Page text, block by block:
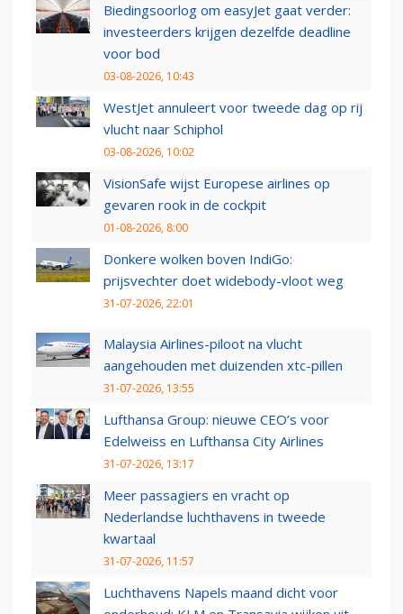
Biedingsoorlog om easyJet gaat verder:
investeerders krijgen dezelfde deadline
voor bod
03-08-2026, 10:43
WestJet annuleert voor tweede dag op rij
vlucht naar Schiphol
03-08-2026, 10:02
VisionSafe wijst Europese airlines op
gevaren rook in de cockpit
01-08-2026, 8:00
Donkere wolken boven IndiGo:
prijsvechter doet widebody-vloot weg
31-07-2026, 22:01
Malaysia Airlines-piloot na vlucht
aangehouden met duizenden xtc-pillen
31-07-2026, 13:55
Lufthansa Group: nieuwe CEO’s voor
Edelweiss en Lufthansa City Airlines
31-07-2026, 13:17
Meer passagiers en vracht op
Nederlandse luchthavens in tweede
kwartaal
31-07-2026, 11:57
Luchthavens Napels maand dicht voor